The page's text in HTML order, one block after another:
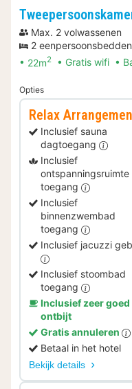
Max. 2 volwassenen
2
22m2 Gratis wifi
Opties
Relax
Inclusief sauna
dagtoegang
Inclusief
ontspanningsruimte
toegang
Inclusief
binnenzwembad
toegang
Inclusief jacuzzi
Inclusief stoombad
toegang
Inclusief zeer goed
ontbijt
Gratis annuleren
Betaal in het hotel
Bekijk details